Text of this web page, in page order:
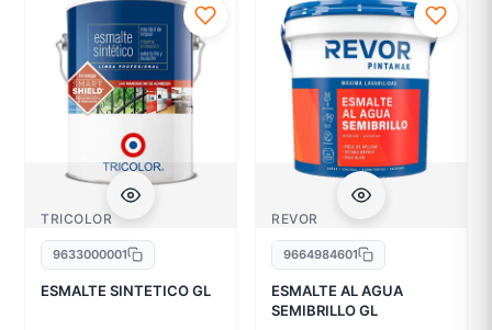
TRICOLOR
9633000001
ESMALTE SINTETICO GL
REVOR
9664984601
ESMALTE AL AGUA
SEMIBRILLO GL